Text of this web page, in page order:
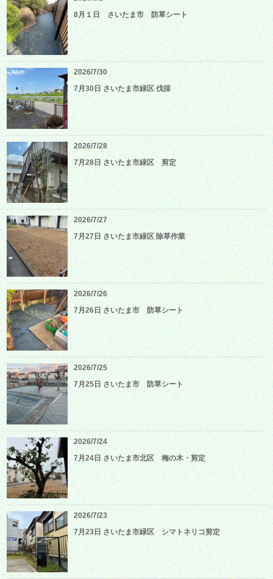
8月１日 さいたま市 防草シート
2026/7/30
7月30日 さいたま市緑区 伐採
2026/7/28
7月28日 さいたま市緑区 剪定
2026/7/27
7月27日 さいたま市緑区 除草作業
2026/7/26
7月26日 さいたま市 防草シート
2026/7/25
7月25日 さいたま市 防草シート
2026/7/24
7月24日 さいたま市北区 梅の木・剪定
2026/7/23
7月23日 さいたま市緑区 シマトネリコ剪定